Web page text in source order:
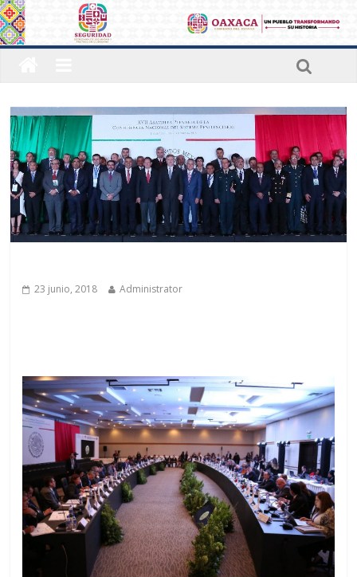
23 junio, 2018
Administrator